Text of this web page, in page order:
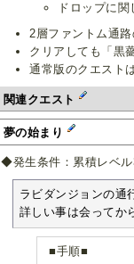
ドロップに
2層ファントム通
クリアしても「黒
通常版のクエスト
関連クエスト
夢の始まり
◆発生条件：累積レベル
ラビダンジョンの通
詳しい事は会ってか
■手順■